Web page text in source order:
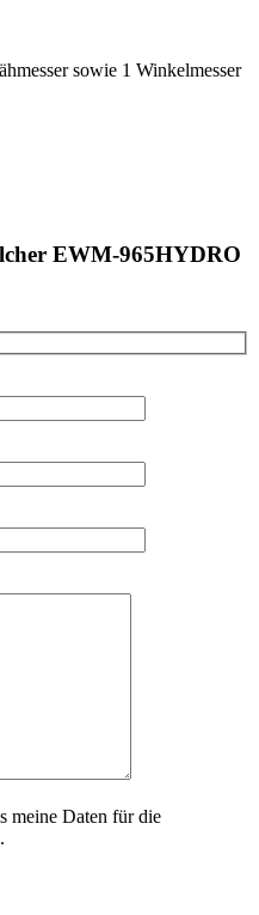
sowie 1 Winkelmesser
EWM-965HYDRO
meine Daten für die